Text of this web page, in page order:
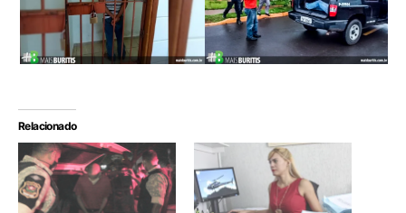
Relacionado